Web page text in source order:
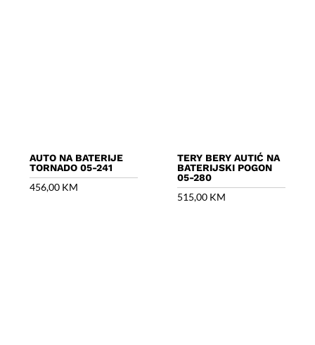
AUTO NA BATERIJE
TORNADO 05-241
456,00 KM
TERY BERY AUTIĆ NA
BATERIJSKI POGON
05-280
515,00 KM